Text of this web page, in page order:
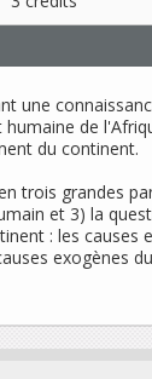
une
de
du continent.
trois grandes
et 3) la
: les causes
exogènes